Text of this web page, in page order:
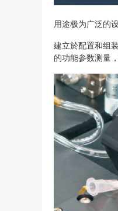
用途极为广泛的
建立於配置和组
的功能参数测量